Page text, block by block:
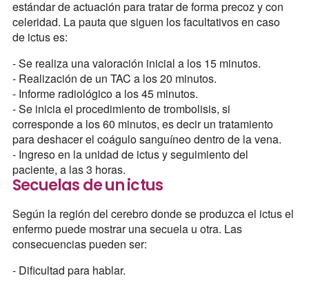
estándar de actuación para tratar de forma precoz y con
celeridad. La pauta que siguen los facultativos en caso
de ictus es:
- Se realiza una valoración inicial a los 15 minutos.
- Realización de un TAC a los 20 minutos.
- Informe radiológico a los 45 minutos.
- Se inicia el procedimiento de trombolisis, si
corresponde a los 60 minutos, es decir un tratamiento
para deshacer el coágulo sanguíneo dentro de la vena.
- Ingreso en la unidad de ictus y seguimiento del
paciente, a las 3 horas.
Secuelas de un ictus
Según la región del cerebro donde se produzca el ictus el
enfermo puede mostrar una secuela u otra. Las
consecuencias pueden ser:
- Dificultad para hablar.